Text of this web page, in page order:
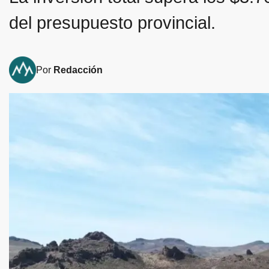
del presupuesto provincial.
Por Redacción